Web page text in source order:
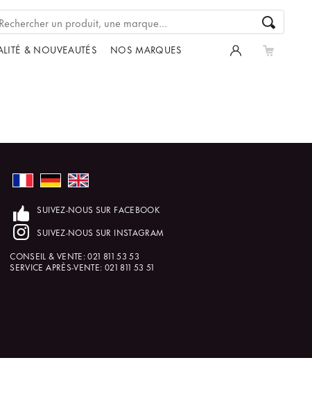
& NOUVEAUTÉS NOS MARQUES
SUIVEZ-NOUS SUR FACEBOOK
SUIVEZ-NOUS SUR INSTAGRAM
CONSEIL & VENTE:021 811 53 53
SERVICE APRÈS-VENTE: 021 811 53 51